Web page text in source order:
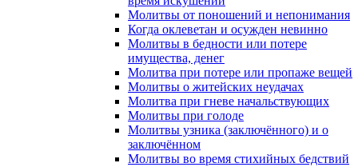
Молитвы от поношений и непонимания
Когда оклеветан и осужден невинно
Молитвы в бедности или потере
имущества, денег
Молитва при потере или пропаже вещей
Молитвы о житейских неудачах
Молитва при гневе начальствующих
Молитвы при голоде
Молитвы узника (заключённого) и о
заключённом
Молитвы во время стихийных бедствий